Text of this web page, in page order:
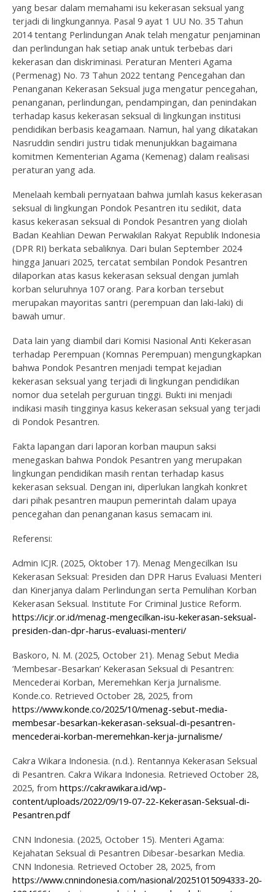
yang besar dalam memahami isu kekerasan seksual yang
terjadi di lingkungannya. Pasal 9 ayat 1 UU No. 35 Tahun
2014 tentang Perlindungan Anak telah mengatur penjaminan
dan perlindungan hak setiap anak untuk terbebas dari
kekerasan dan diskriminasi. Peraturan Menteri Agama
(Permenag) No. 73 Tahun 2022 tentang Pencegahan dan
Penanganan Kekerasan Seksual juga mengatur pencegahan,
penanganan, perlindungan, pendampingan, dan penindakan
terhadap kasus kekerasan seksual di lingkungan institusi
pendidikan berbasis keagamaan. Namun, hal yang dikatakan
Nasruddin sendiri justru tidak menunjukkan bagaimana
komitmen Kementerian Agama (Kemenag) dalam realisasi
peraturan yang ada.
Menelaah kembali pernyataan bahwa jumlah kasus kekerasan
seksual di lingkungan Pondok Pesantren itu sedikit, data
kasus kekerasan seksual di Pondok Pesantren yang diolah
Badan Keahlian Dewan Perwakilan Rakyat Republik Indonesia
(DPR RI) berkata sebaliknya. Dari bulan September 2024
hingga Januari 2025, tercatat sembilan Pondok Pesantren
dilaporkan atas kasus kekerasan seksual dengan jumlah
korban seluruhnya 107 orang. Para korban tersebut
merupakan mayoritas santri (perempuan dan laki-laki) di
bawah umur.
Data lain yang diambil dari Komisi Nasional Anti Kekerasan
terhadap Perempuan (Komnas Perempuan) mengungkapkan
bahwa Pondok Pesantren menjadi tempat kejadian
kekerasan seksual yang terjadi di lingkungan pendidikan
nomor dua setelah perguruan tinggi. Bukti ini menjadi
indikasi masih tingginya kasus kekerasan seksual yang terjadi
di Pondok Pesantren.
Fakta lapangan dari laporan korban maupun saksi
menegaskan bahwa Pondok Pesantren yang merupakan
lingkungan pendidikan masih rentan terhadap kasus
kekerasan seksual. Dengan ini, diperlukan langkah konkret
dari pihak pesantren maupun pemerintah dalam upaya
pencegahan dan penanganan kasus semacam ini.
Referensi:
Admin ICJR. (2025, Oktober 17). Menag Mengecilkan Isu
Kekerasan Seksual: Presiden dan DPR Harus Evaluasi Menteri
dan Kinerjanya dalam Perlindungan serta Pemulihan Korban
Kekerasan Seksual. Institute For Criminal Justice Reform.
https://icjr.or.id/menag-mengecilkan-isu-kekerasan-seksual-
presiden-dan-dpr-harus-evaluasi-menteri/
Baskoro, N. M. (2025, October 21). Menag Sebut Media
‘Membesar-Besarkan’ Kekerasan Seksual di Pesantren:
Mencederai Korban, Meremehkan Kerja Jurnalisme.
Konde.co. Retrieved October 28, 2025, from
https://www.konde.co/2025/10/menag-sebut-media-
membesar-besarkan-kekerasan-seksual-di-pesantren-
mencederai-korban-meremehkan-kerja-jurnalisme/
Cakra Wikara Indonesia. (n.d.). Rentannya Kekerasan Seksual
di Pesantren. Cakra Wikara Indonesia. Retrieved October 28,
2025, from https://cakrawikara.id/wp-
content/uploads/2022/09/19-07-22-Kekerasan-Seksual-di-
Pesantren.pdf
CNN Indonesia. (2025, October 15). Menteri Agama:
Kejahatan Seksual di Pesantren Dibesar-besarkan Media.
CNN Indonesia. Retrieved October 28, 2025, from
https://www.cnnindonesia.com/nasional/20251015094333-20-